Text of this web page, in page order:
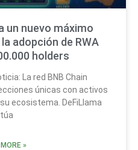
un nuevo máximo
adopción de RWA
holders
La red BNB Chain
únicas con activos
ecosistema. DeFiLlama
»